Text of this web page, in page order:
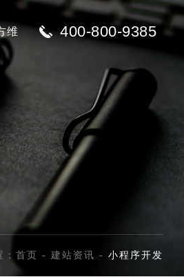
维 400-800-9385
首页 - 建站资讯 - 小程序开发